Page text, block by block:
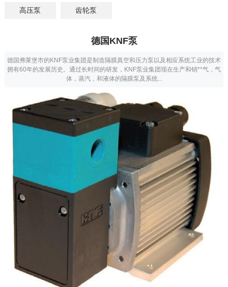
高压泵 齿轮泵
德国KNF泵
德国弗莱堡市的KNF泵业集团是制造隔膜真空和压力泵以及相应系统工业的技术
拥有60年的发展历史。通过长时间的研发，KNF泵业集团现在生产和销**气，气
体，蒸汽，和液体的隔膜泵及系统...